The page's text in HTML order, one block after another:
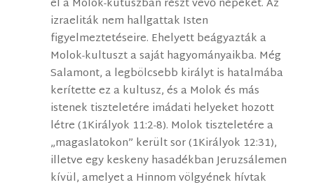
el a Molok-kutuszban részt vevő népeket. Az
izraeliták nem hallgattak Isten
figyelmeztetéseire. Ehelyett beágyazták a
Molok-kultuszt a saját hagyományaikba. Még
Salamont, a legbölcsebb királyt is hatalmába
kerítette ez a kultusz, és a Molok és más
istenek tiszteletére imádati helyeket hozott
létre (1Királyok 11:2-8). Molok tiszteletére a
„magaslatokon” került sor (1Királyok 12:31),
illetve egy keskeny hasadékban Jeruzsálemen
kívül, amelyet a Hinnom völgyének hívtak